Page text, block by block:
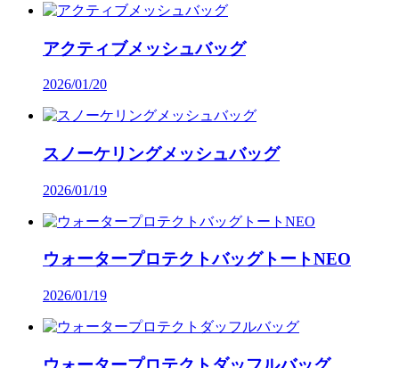
アクティブメッシュバッグ
2026/01/20
スノーケリングメッシュバッグ
2026/01/19
ウォータープロテクトバッグトートNEO
2026/01/19